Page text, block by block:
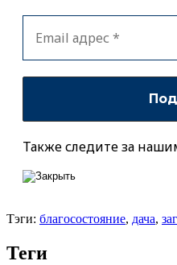
Также следите за
Тэги: благосостояние, дача,
Теги